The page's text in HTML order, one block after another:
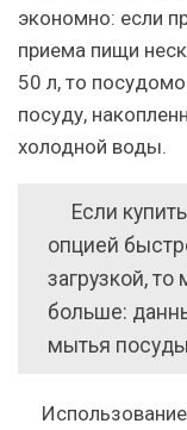
экономно: если
приема пищи
50 л, то
посуду,
холодной воды.
Если
опцией
загрузкой,
больше:
мытья